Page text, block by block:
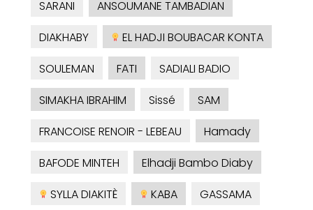
SARANI
ANSOUMANE TAMBADIAN
DIAKHABY
EL HADJI BOUBACAR KONTA
SOULEMAN
FATI
SADIALI BADIO
SIMAKHA IBRAHIM
Sissé
SAM
FRANCOISE RENOIR - LEBEAU
Hamady
BAFODE MINTEH
Elhadji Bambo Diaby
SYLLA DIAKITÈ
KABA
GASSAMA